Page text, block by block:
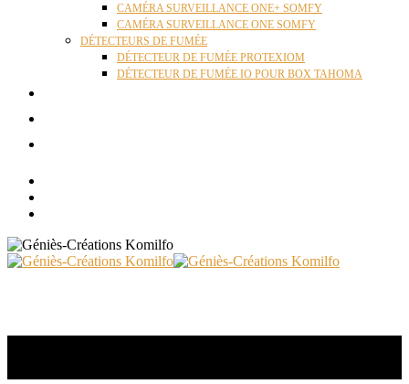
CAMÉRA SURVEILLANCE ONE+ SOMFY
CAMÉRA SURVEILLANCE ONE SOMFY
DÉTECTEURS DE FUMÉE
DÉTECTEUR DE FUMÉE PROTEXIOM
DÉTECTEUR DE FUMÉE IO POUR BOX TAHOMA